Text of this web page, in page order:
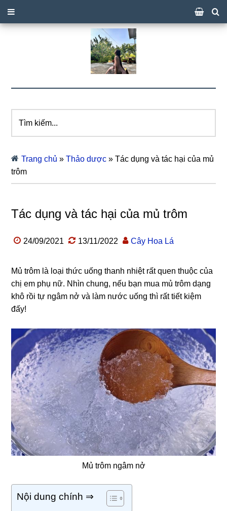
kiếm...
Trang chủ »Thảo dược »Tác dụng và tác hại của mủ
trôm
Tác dụng và tác hại của mủ trôm
24/09/2021 13/11/2022 Cây Hoa Lá
Mủ trôm là loại thức uống thanh nhiệt rất quen thuộc của
chị em phụ nữ. Nhìn chung, nếu bạn mua mủ trôm dạng
khô rồi tự ngâm nở và làm nước uống thì rất tiết kiệm
đấy!
Mủ trôm ngâm nở
Nội dung chính ⇒